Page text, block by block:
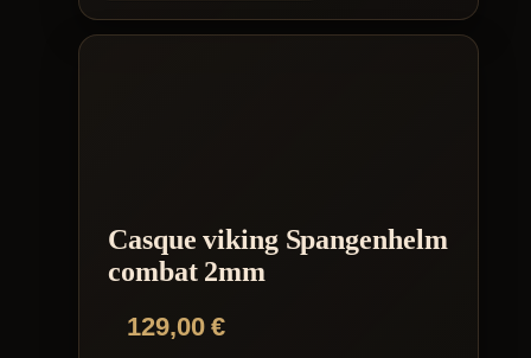
Casque viking Spangenhelm
combat 2mm
129,00€